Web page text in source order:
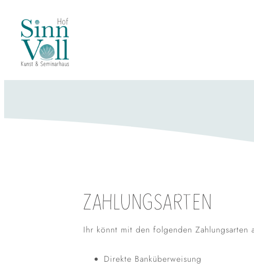
ZAHLUNGSARTEN
Ihr könnt mit den folgenden Zahlungsarten
Direkte Banküberweisung